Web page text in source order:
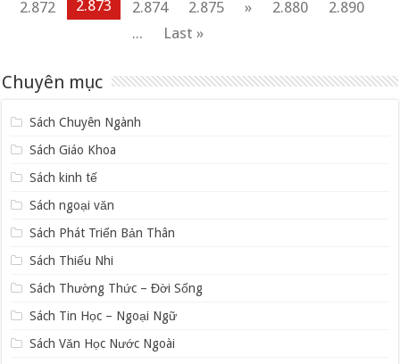
2.872
2.873 2.874 2.875 » 2.880
2.890
...
Last »
Chuyên mục
Sách Chuyên Ngành
Sách Giáo Khoa
Sách kinh tế
Sách ngoại văn
Sách Phát Triển Bản Thân
Sách Thiếu Nhi
Sách Thường Thức – Đời Sống
Sách Tin Học – Ngoại Ngữ
Sách Văn Học Nước Ngoài